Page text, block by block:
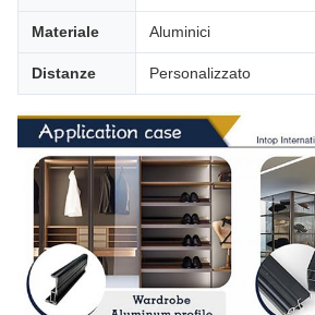
Materiale Aluminici
Distanze Personalizzato